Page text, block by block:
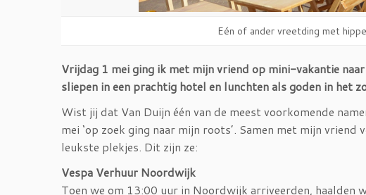
Eén of ander vreetding met
Vrijdag 1 mei ging ik met mijn vriend op mini-vakantie
sliepen in een prachtig hotel en lunchten als goden in het
Wist jij dat Van Duijn één van de meest voorkomende
mei ‘op zoek ging naar mijn roots’. Samen met mijn
leukste plekjes. Dit zijn ze:
Vespa Verhuur Noordwijk
Toen we om 13:00 uur in Noordwijk arriveerden, haalden